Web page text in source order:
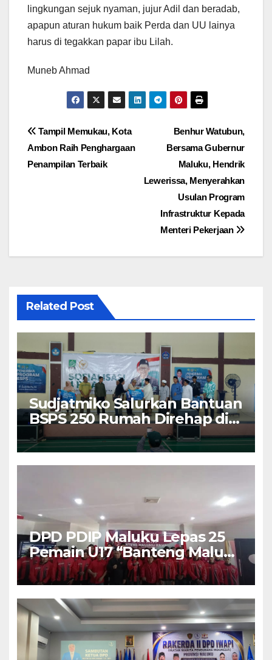
lingkungan sejuk nyaman, jujur Adil dan beradab,
apapun aturan hukum baik Perda dan UU lainya
harus di tegakkan papar ibu Lilah.
Muneb Ahmad
Navigasi
pos
Benhur Watubun,
Bersama Gubernur
Maluku, Hendrik
Lewerissa, Menyerahkan
Usulan Program
Infrastruktur Kepada
Menteri Pekerjaan
Tampil Memukau, Kota
Ambon Raih Penghargaan
Penampilan Terbaik
Related Post
Sudjatmiko Salurkan Bantuan
BSPS 250 Rumah Direhap di
Depok
DPD PDIP Maluku Lepas 25
Pemain U17 “Banteng Maluku
Raya” ke Sokerano Cup di
Jawa Timur